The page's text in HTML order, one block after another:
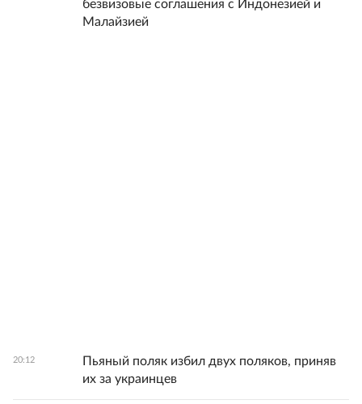
безвизовые соглашения с Индонезией и
Малайзией
20:12
Пьяный поляк избил двух поляков, приняв
их за украинцев